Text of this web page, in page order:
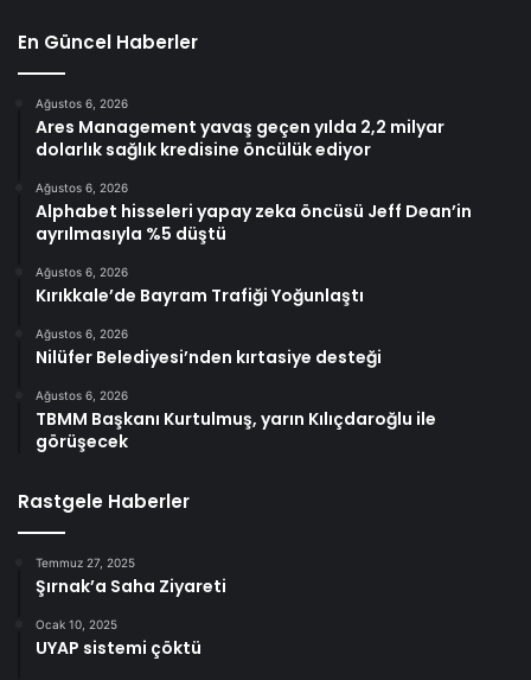
En Güncel Haberler
Ağustos 6, 2026
Ares Management yavaş geçen yılda 2,2 milyar
dolarlık sağlık kredisine öncülük ediyor
Ağustos 6, 2026
Alphabet hisseleri yapay zeka öncüsü Jeff Dean’in
ayrılmasıyla %5 düştü
Ağustos 6, 2026
Kırıkkale’de Bayram Trafiği Yoğunlaştı
Ağustos 6, 2026
Nilüfer Belediyesi’nden kırtasiye desteği
Ağustos 6, 2026
TBMM Başkanı Kurtulmuş, yarın Kılıçdaroğlu ile
görüşecek
Rastgele Haberler
Temmuz 27, 2025
Şırnak’a Saha Ziyareti
Ocak 10, 2025
UYAP sistemi çöktü